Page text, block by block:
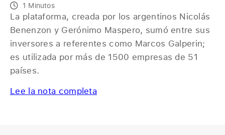
1 Minutos
La plataforma, creada por los argentinos Nicolás
Benenzon y Gerónimo Maspero, sumó entre sus
inversores a referentes como Marcos Galperin;
es utilizada por más de 1500 empresas de 51
países.
Lee la nota completa